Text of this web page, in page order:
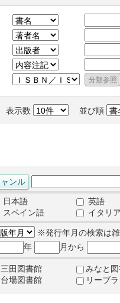
表示数 並び順
日本語 英語
スペイン語
イタリ
※発行年月の検索は
年
月から
三田図書館 みなと
台場図書館
リーブラ